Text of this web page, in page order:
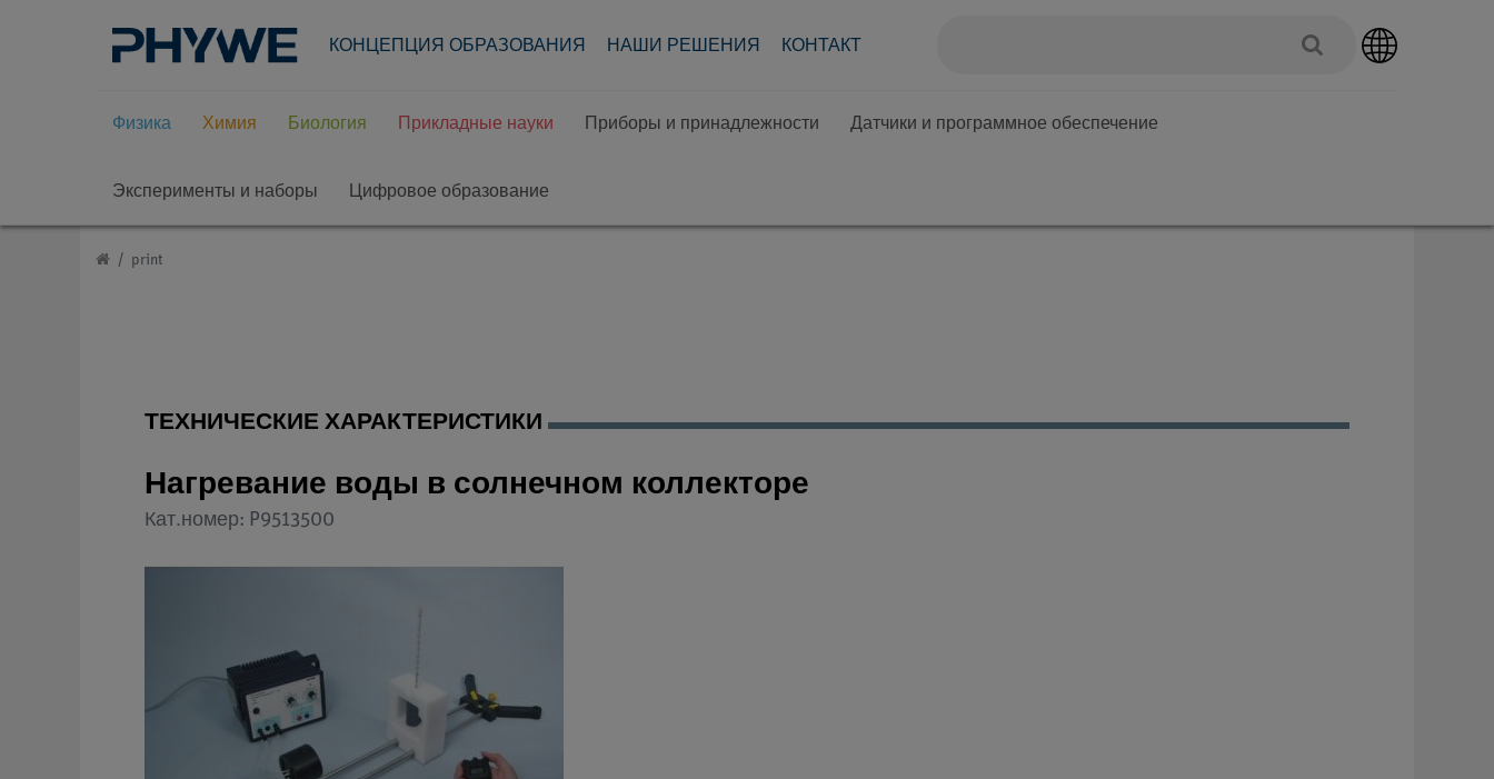
КОНЦЕПЦИЯ ОБРАЗОВАНИЯ НАШИ РЕШЕНИЯ КОНТАКТ
Физика Химия Биология Прикладные науки Приборы и принадлежности Датчики и программное обеспечение
Эксперименты и наборы Цифровое образование
print
ТЕХНИЧЕСКИЕ ХАРАКТЕРИСТИКИ
Нагревание воды в солнечном коллекторе
Кат.номер: P9513500